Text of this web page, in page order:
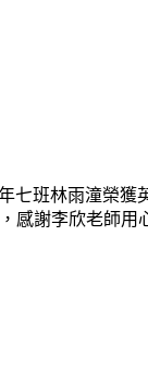
班林雨潼榮
感謝李欣老師